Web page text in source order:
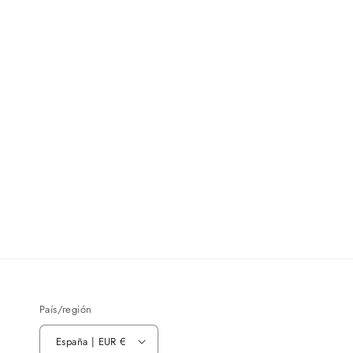
País/región
España | EUR €